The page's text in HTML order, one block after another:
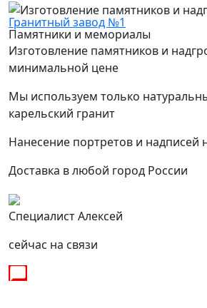
Гранитный завод №1
Памятники и мемориалы
Изготовление памятников и
минимальной цене
Мы используем только
карельский гранит
Нанесение портретов и надписей
Доставка в любой город России
Специалист Алексей
сейчас на связи